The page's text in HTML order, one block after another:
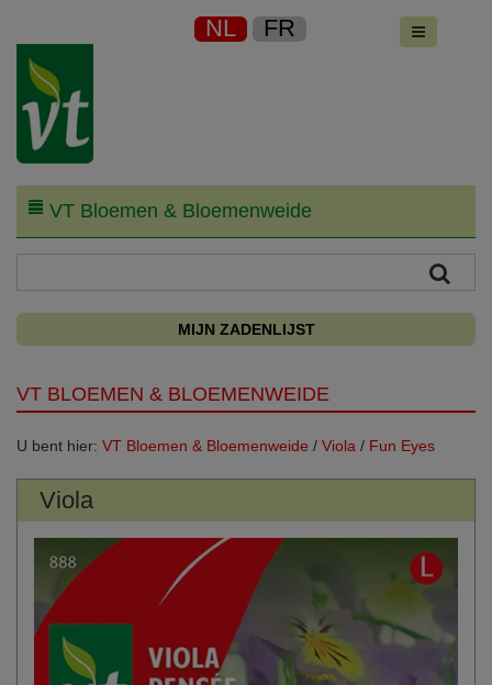
NL FR
VT Bloemen & Bloemenweide
MIJN ZADENLIJST
VT BLOEMEN & BLOEMENWEIDE
U bent hier: VT Bloemen & Bloemenweide / Viola / Fun Eyes
Viola